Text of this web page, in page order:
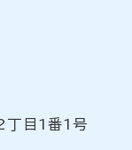
目1番1号